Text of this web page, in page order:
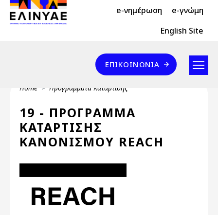
Skip to main content
Header Top 2 e-νημέρωση e-γνώμη
Header Top English Site
Επικοινωνία
ΕΠΙΚΟΙΝΩΝΊΑ
Breadcrumb
Home Προγράμματα Κατάρτισης
19 - ΠΡΟΓΡΑΜΜΑ
ΚΑΤΑΡΤΙΣΗΣ
ΚΑΝΟΝΙΣΜΟΥ REACH